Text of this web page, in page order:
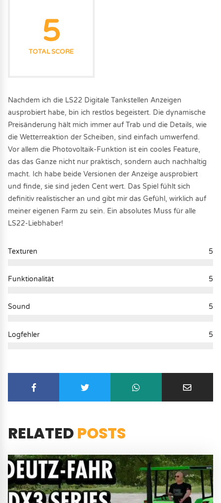
5
TOTAL SCORE
Nachdem ich die LS22 Digitale Tankstellen Anzeigen
ausprobiert habe, bin ich restlos begeistert. Die dynamische
Preisänderung hält mich immer auf Trab und die Details, wie
die Wetterreaktion der Scheiben, sind einfach umwerfend.
Vor allem die Photovoltaik-Funktion ist ein cooles Feature,
das das Ganze nicht nur praktisch, sondern auch nachhaltig
macht. Ich habe beide Versionen der Anzeige ausprobiert
und finde, sie sind jeden Cent wert. Das Spiel fühlt sich
definitiv realistischer an und gibt mir das Gefühl, wirklich auf
meiner eigenen Farm zu sein. Ein absolutes Muss für alle
LS22-Liebhaber!
Texturen 5
Funktionalität 5
Sound 5
Logfehler 5
RELATED POSTS